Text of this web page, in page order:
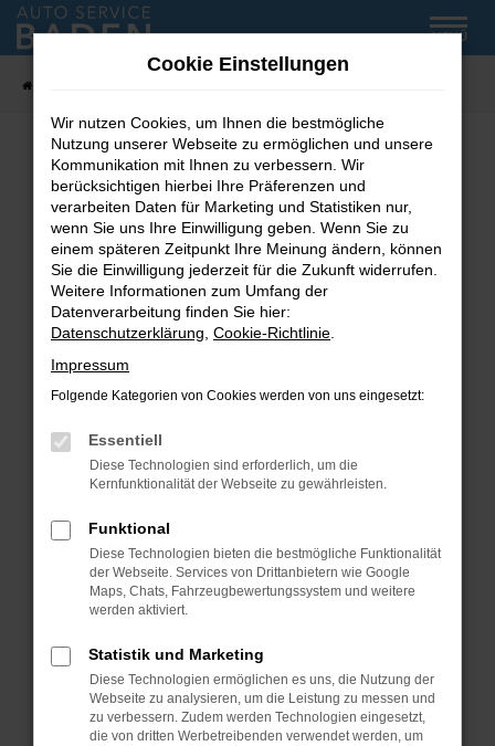
Zum
Hauptinhalt
MENÜ
Fehler: Network Error
Beim Laden ist ein Fehler aufgetreten.
Hier sind ein paar Tipps, die dir helfen können:
Überprüfe deine Firewall und deine
Internetverbindung.
Laden andere Webseiten, zum Beispiel deine
Suchmaschine?
Prüfe deine Browsererweiterungen.
können das Laden bestimmter Seiten
verhindern. Funktioniert die Seite in einem
Fenster?
Starte dein Gerät neu.
Das kann manchmal helfen, vorübergehende
Probleme zu beheben.
Betriebssystem auf dem neuesten Stand
sind.
Veraltete Software birgt nicht nur ein
Sicherheitsrisiko, sondern kann auch dazu
Cookie Einstellungen
Wir nutzen Cookies, um Ihnen die bestmögliche
Nutzung unserer Webseite zu ermöglichen und unsere
Kommunikation mit Ihnen zu verbessern. Wir
berücksichtigen hierbei Ihre Präferenzen und
verarbeiten Daten für Marketing und Statistiken nur,
wenn Sie uns Ihre Einwilligung geben. Wenn Sie zu
einem späteren Zeitpunkt Ihre Meinung ändern, können
Sie die Einwilligung jederzeit für die Zukunft widerrufen.
Weitere Informationen zum Umfang der
Datenverarbeitung finden Sie hier:
Datenschutzerklärung Cookie-Richtlinie
Impressum
Folgende Kategorien von Cookies werden von uns eingesetzt:
Essentiell
Diese Technologien sind erforderlich, um die
Kernfunktionalität der Webseite zu gewährleisten.
Funktional
Diese Technologien bieten die bestmögliche Funktionalität
der Webseite. Services von Drittanbietern wie Google
Maps, Chats, Fahrzeugbewertungssystem und weitere
werden aktiviert.
Statistik und Marketing
Diese Technologien ermöglichen es uns, die Nutzung der
Webseite zu analysieren, um die Leistung zu messen und
zu verbessern. Zudem werden Technologien eingesetzt,
die von dritten Werbetreibenden verwendet werden, um